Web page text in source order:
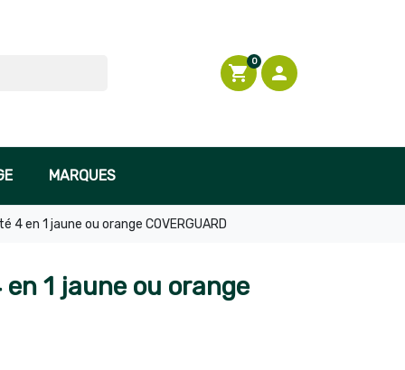
shopping_cart
0

Connexion
MARQUES
4 en 1 jaune ou orange COVERGUARD
1 jaune ou orange